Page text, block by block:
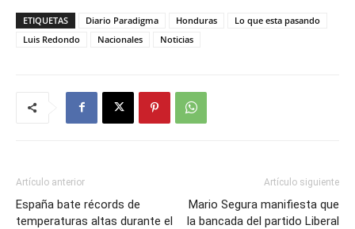
ETIQUETAS Diario Paradigma Honduras
Lo que esta pasando
Luis Redondo
Nacionales Noticias
Artículo anterior
España bate récords de
temperaturas altas durante el
Artículo siguiente
Mario Segura manifiesta que
la bancada del partido Liberal